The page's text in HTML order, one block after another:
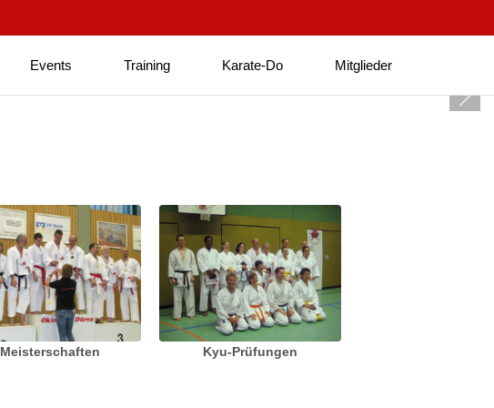
Events Training Karate-Do Mitglieder
Meisterschaften Kyu-Prüfungen